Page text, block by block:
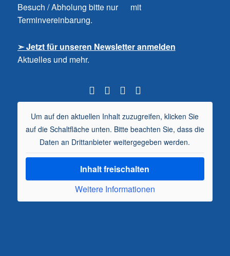
Besuch / Abholung bitte nur mit
Terminvereinbarung.
➣ Jetzt für unseren Newsletter anmelden
Aktuelles und mehr.
Um auf den aktuellen Inhalt zuzugreifen, klicken Sie
auf die Schaltfläche unten. Bitte beachten Sie, dass die
Daten an Drittanbieter weitergegeben werden.
Inhalt freischalten
Weitere Informationen